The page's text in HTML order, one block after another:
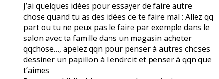
J’ai quelques idées pour essayer de faire autre
chose quand tu as des idées de te faire mal : Allez qq
part ou tu ne peux pas le faire par exemple dans le
salon avec ta famille dans un magasin acheter
qqchose…, apelez qqn pour penser à autres choses
dessiner un papillon à l.endroit et penser à qqn que
t’aimes